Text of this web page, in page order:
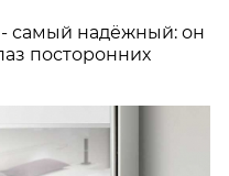
самый надёжный: он
посторонних